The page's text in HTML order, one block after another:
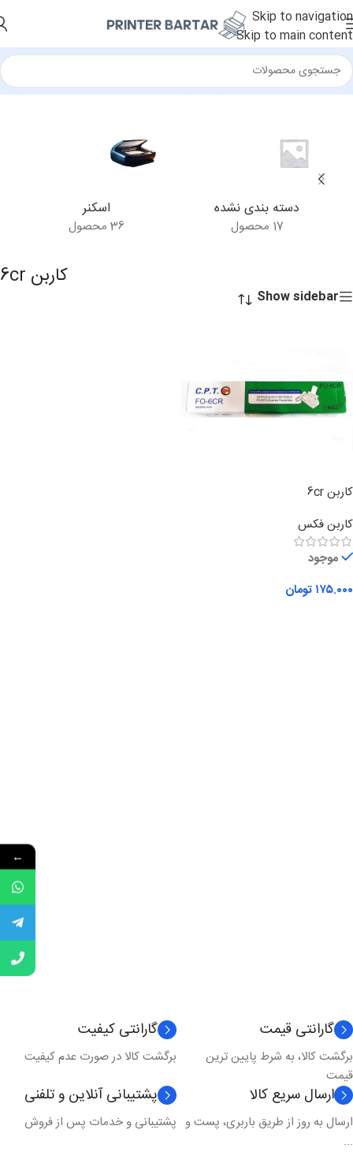
Skip to navigation
Skip to main content
خانه/محصولات برچسب خورده “کاربن 6cr”
دسته بندی نشده
17 محصول
اسکنر
36 محصول
کاربن 6cr
Show sidebar
کاربن 6cr
کاربن فکس
موجود
۱۷۵.۰۰۰ تومان
گارانتی قیمت
برگشت کالا، به شرط پایین ترین
قیمت
گارانتی کیفیت
برگشت کالا در صورت عدم کیفیت
ارسال سریع کالا
ارسال به روز از طریق باربری، پست و
...
پشتیبانی آنلاین و تلفنی
پشتیبانی و خدمات پس از فروش
←